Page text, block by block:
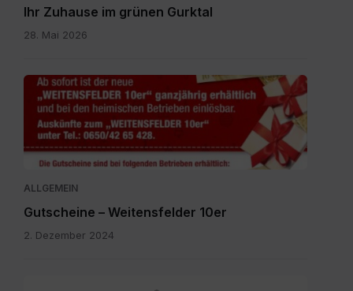
Ihr Zuhause im grünen Gurktal
28. Mai 2026
Gutscheine.pdf
ALLGEMEIN
Gutscheine – Weitensfelder 10er
2. Dezember 2024